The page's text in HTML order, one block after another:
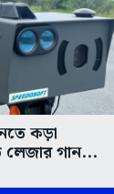
কড়া
লেজার গান...